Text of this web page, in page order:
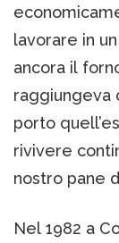
lavorare in
ancora il
raggiungeva
porto
rivivere
nostro pane
Nel 1982 a